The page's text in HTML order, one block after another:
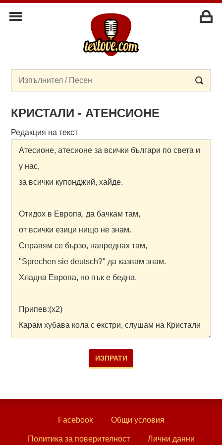
КРИСТАЛИ - АТЕНСИОНЕ
Редакция на текст
Facebook Общи условия
Политика за поверителност Лични данни